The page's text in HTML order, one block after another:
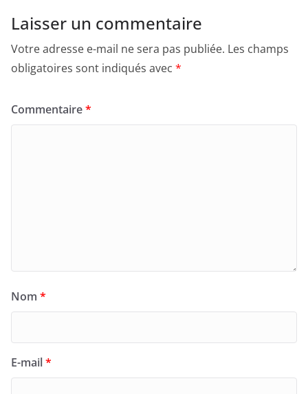
Laisser un commentaire
Votre adresse e-mail ne sera pas publiée. Les champs
obligatoires sont indiqués avec *
Commentaire*
Nom *
E-mail*